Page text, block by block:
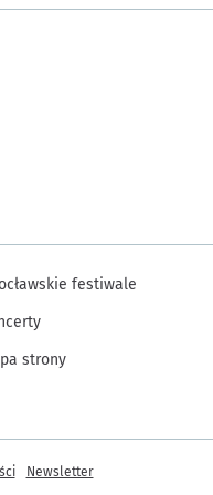
festiwale
strony
Newsletter